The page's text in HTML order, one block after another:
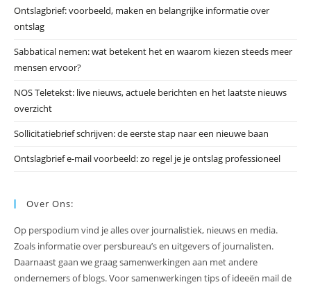
Ontslagbrief: voorbeeld, maken en belangrijke informatie over
ontslag
Sabbatical nemen: wat betekent het en waarom kiezen steeds meer
mensen ervoor?
NOS Teletekst: live nieuws, actuele berichten en het laatste nieuws
overzicht
Sollicitatiebrief schrijven: de eerste stap naar een nieuwe baan
Ontslagbrief e-mail voorbeeld: zo regel je je ontslag professioneel
Over Ons:
Op perspodium vind je alles over journalistiek, nieuws en media.
Zoals informatie over persbureau’s en uitgevers of journalisten.
Daarnaast gaan we graag samenwerkingen aan met andere
ondernemers of blogs. Voor samenwerkingen tips of ideeën mail de